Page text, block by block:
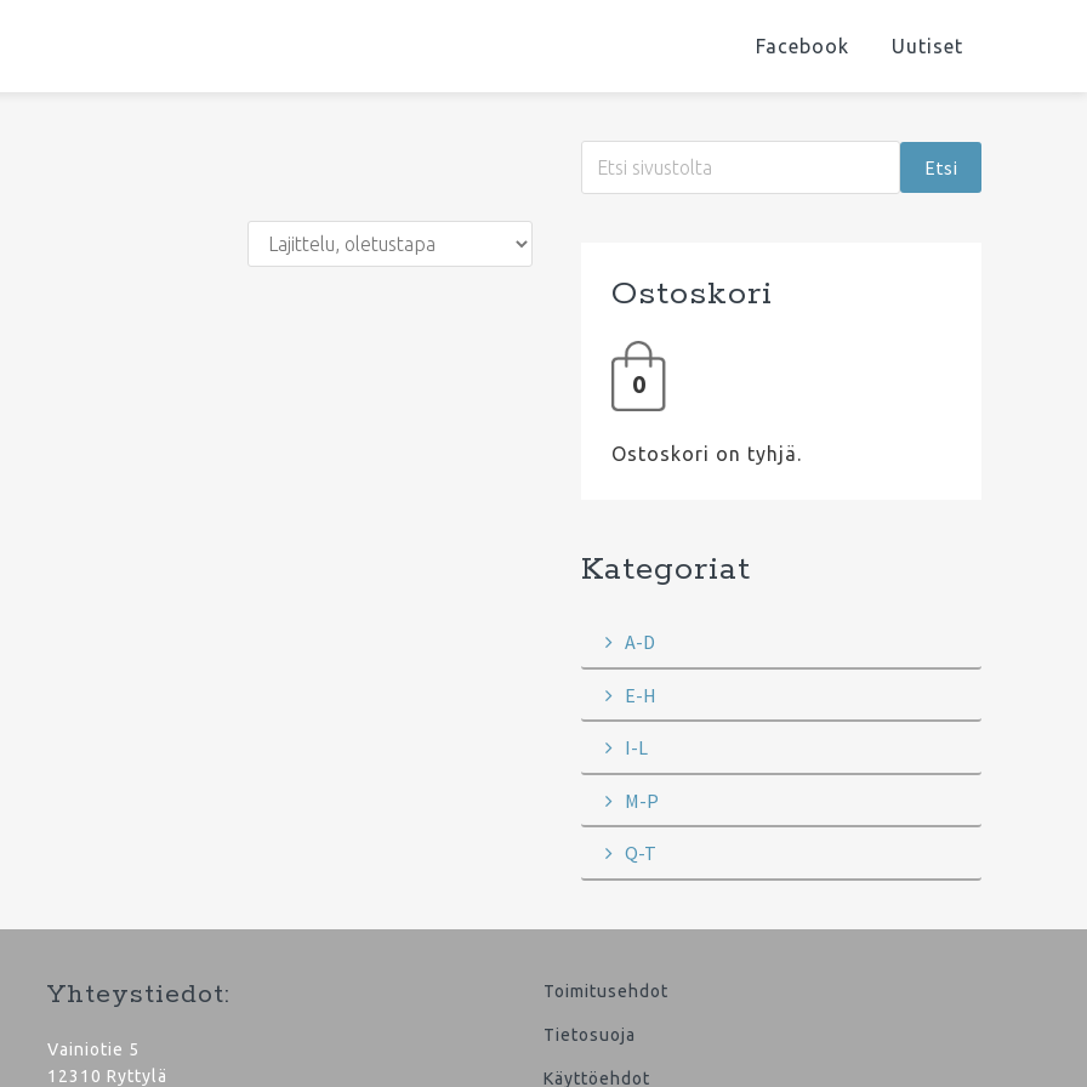
Facebook Uutiset
Ensisijainen
sivupalkki
Ostoskori
0
Ostoskori on tyhjä.
Kategoriat
A-D
E-H
I-L
M-P
Q-T
Yhteystiedot:
Vainiotie 5
12310 Ryttylä
Toimitusehdot
Tietosuoja
Käyttöehdot